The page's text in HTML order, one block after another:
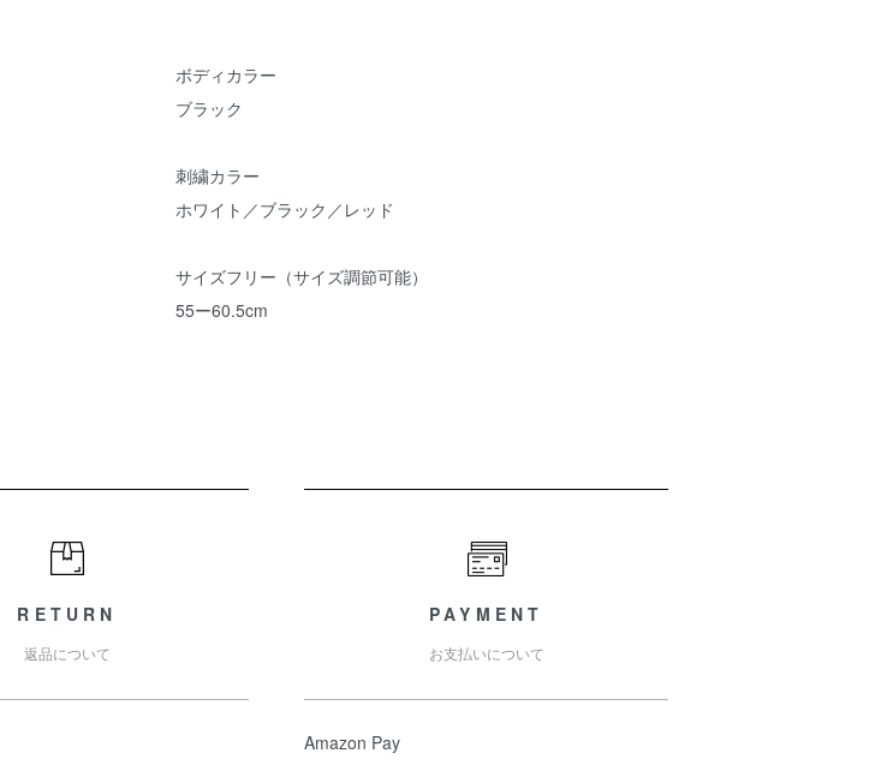
ボディカラー
ブラック
刺繍カラー
ホワイト／ブラック／レッド
サイズフリー（サイズ調節可能）
55ー60.5cm
RETURN
返品について
PAYMENT
お支払いについて
Amazon Pay